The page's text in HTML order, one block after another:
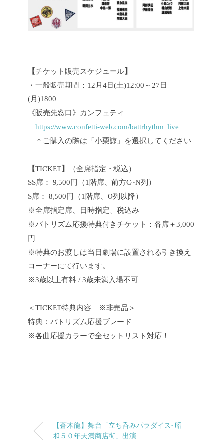
【チケット販売スケジュール】
・一般販売期間：12月4日(土)12:00～27日
(月)1800
《販売先窓口》カンフェティ
https://www.confetti-web.com/battrhythm_live
＊ご購入の際は「小栗諒」を選択してください
【TICKET】
（全席指定・税込）
SS席： 9,500円（1階席、前方C~N列）
S席： 8,500円（1階席、O列以降）
※全席指定席、日時指定、税込み
※バトリズム応援特典付きチケット：各席＋3,000
円
※特典のお渡しは当日劇場に設置される引き換え
コーナーにて行います。
※3歳以上有料 / 3歳未満入場不可
＜TICKET特典内容 ※非売品＞
特典：バトリズム応援ブレード
※各曲応援カラーで全セットリスト対応！
【蒼木龍】舞台「立ち呑みパラダイス~昭
和５０年天満商店街」出演